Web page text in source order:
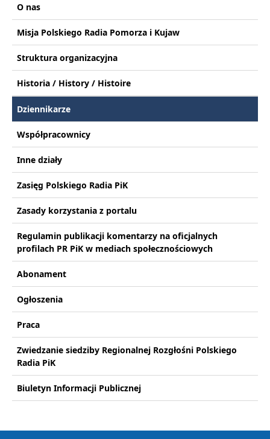
O nas
Misja Polskiego Radia Pomorza i Kujaw
Struktura organizacyjna
Historia / History / Histoire
Dziennikarze
Współpracownicy
Inne działy
Zasięg Polskiego Radia PiK
Zasady korzystania z portalu
Regulamin publikacji komentarzy na oficjalnych
profilach PR PiK w mediach społecznościowych
Abonament
Ogłoszenia
Praca
Zwiedzanie siedziby Regionalnej Rozgłośni Polskiego
Radia PiK
Biuletyn Informacji Publicznej